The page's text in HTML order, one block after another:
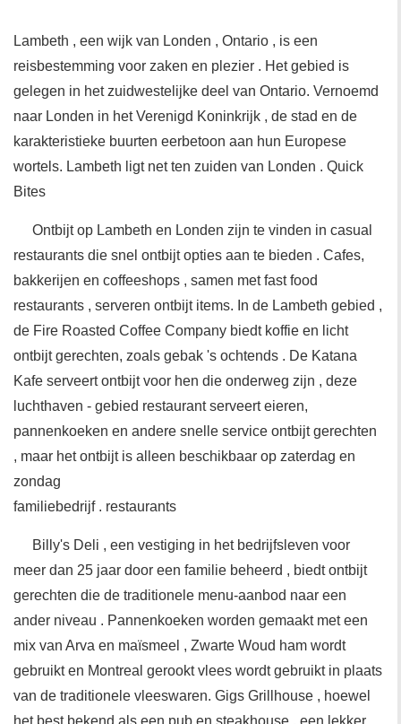
Lambeth , een wijk van Londen , Ontario , is een
reisbestemming voor zaken en plezier . Het gebied is
gelegen in het zuidwestelijke deel van Ontario. Vernoemd
naar Londen in het Verenigd Koninkrijk , de stad en de
karakteristieke buurten eerbetoon aan hun Europese
wortels. Lambeth ligt net ten zuiden van Londen . Quick
Bites
Ontbijt op Lambeth en Londen zijn te vinden in casual
restaurants die snel ontbijt opties aan te bieden . Cafes,
bakkerijen en coffeeshops , samen met fast food
restaurants , serveren ontbijt items. In de Lambeth gebied ,
de Fire Roasted Coffee Company biedt koffie en licht
ontbijt gerechten, zoals gebak 's ochtends . De Katana
Kafe serveert ontbijt voor hen die onderweg zijn , deze
luchthaven - gebied restaurant serveert eieren,
pannenkoeken en andere snelle service ontbijt gerechten
, maar het ontbijt is alleen beschikbaar op zaterdag en
zondag
familiebedrijf . restaurants
Billy's Deli , een vestiging in het bedrijfsleven voor
meer dan 25 jaar door een familie beheerd , biedt ontbijt
gerechten die de traditionele menu-aanbod naar een
ander niveau . Pannenkoeken worden gemaakt met een
mix van Arva en maïsmeel , Zwarte Woud ham wordt
gebruikt en Montreal gerookt vlees wordt gebruikt in plaats
van de traditionele vleeswaren. Gigs Grillhouse , hoewel
het best bekend als een pub en steakhouse , een lekker